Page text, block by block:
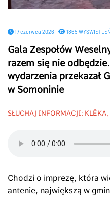
17 czerwca 2026 - 1865 WYŚWIETLEŃ
Gala Zespołów
razem się nie
wydarzenia przekazał
w Somoninie
SŁUCHAJ INFORMACJI:
Chodzi o imprezę, która
antenie, największą w